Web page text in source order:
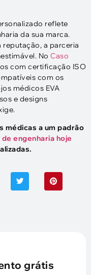
reflete
da sua marca.
reputação, a parceria
No Caso
com certificação ISO
com os
médicos EVA
e designs
médicas a um padrão
engenharia hoje
grátis